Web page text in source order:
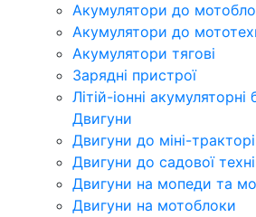
Акумулятори до
Акумулятори до
Акумулятори тягові
Зарядні пристрої
Літій-іонні акумуляторні
Двигуни
Двигуни до міні-
Двигуни до садової
Двигуни на мопеди та
Двигуни на мотоблоки